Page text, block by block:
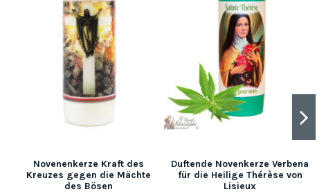
Novenenkerze Kraft des
Kreuzes gegen die Mächte
des Bösen
Duftende Novenkerze Verbena
für die Heilige Thérèse von
Lisieux